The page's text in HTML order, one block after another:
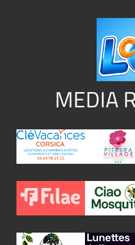
MEDIA